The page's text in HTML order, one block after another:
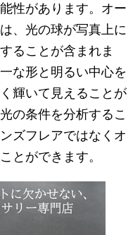
性があります。オー
、光の球が写真上に
ることが含まれま
な形と明るい中心を
輝いて見えることが
の条件を分析するこ
ズフレアではなくオ
とができます。